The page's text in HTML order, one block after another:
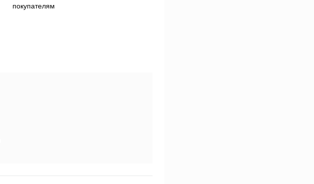
покупателям